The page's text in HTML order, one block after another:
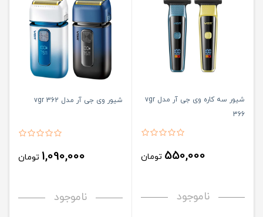
شیور سه کاره وی جی آر مدل vgr
366
550,000 تومان
ناموجود
شیور وی جی آر مدل vgr 362
1,090,000 تومان
ناموجود